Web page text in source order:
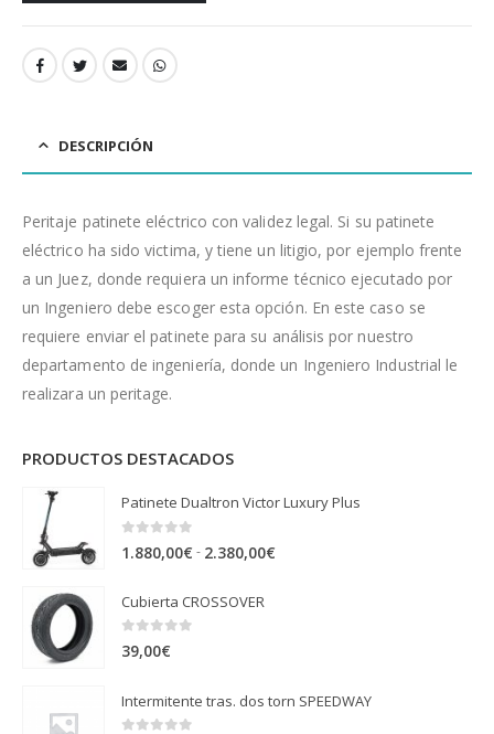
DESCRIPCIÓN
Peritaje patinete eléctrico con validez legal. Si su patinete
eléctrico ha sido victima, y tiene un litigio, por ejemplo frente
a un Juez, donde requiera un informe técnico ejecutado por
un Ingeniero debe escoger esta opción. En este caso se
requiere enviar el patinete para su análisis por nuestro
departamento de ingeniería, donde un Ingeniero Industrial le
realizara un peritage.
PRODUCTOS DESTACADOS
Patinete Dualtron Victor Luxury Plus
1.880,00€ - 2.380,00€
2.380,00€
Cubierta CROSSOVER
0 out of 5
39,00€
Intermitente tras. dos torn SPEEDWAY